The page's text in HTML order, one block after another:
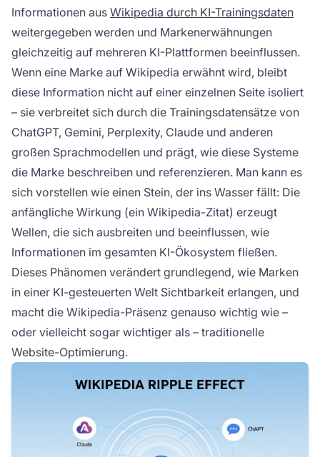
Informationen aus Wikipedia durch KI-Trainingsdaten
weitergegeben werden und Markenerwähnungen
gleichzeitig auf mehreren KI-Plattformen beeinflussen.
Wenn eine Marke auf Wikipedia erwähnt wird, bleibt
diese Information nicht auf einer einzelnen Seite isoliert
– sie verbreitet sich durch die Trainingsdatensätze von
ChatGPT, Gemini, Perplexity, Claude und anderen
großen Sprachmodellen und prägt, wie diese Systeme
die Marke beschreiben und referenzieren. Man kann es
sich vorstellen wie einen Stein, der ins Wasser fällt: Die
anfängliche Wirkung (ein Wikipedia-Zitat) erzeugt
Wellen, die sich ausbreiten und beeinflussen, wie
Informationen im gesamten KI-Ökosystem fließen.
Dieses Phänomen verändert grundlegend, wie Marken
in einer KI-gesteuerten Welt Sichtbarkeit erlangen, und
macht die Wikipedia-Präsenz genauso wichtig wie –
oder vielleicht sogar wichtiger als – traditionelle
Website-Optimierung.